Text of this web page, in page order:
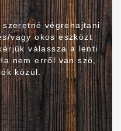
végrehajtani
vagy okos eszközt
válassza a lenti
nem erről van szó,
közül.